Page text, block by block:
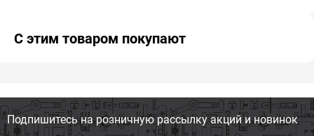
С этим товаром покупают
Подпишитесь на розничную рассылку акций и новинок